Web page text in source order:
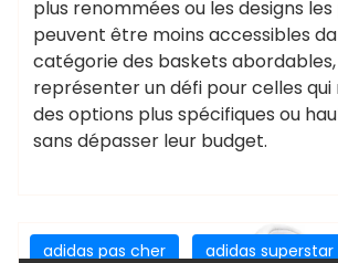
plus renommées ou les designs
peuvent être moins accessibles
catégorie des baskets
représenter un défi pour celles
des options plus spécifiques ou
sans dépasser leur budget.
adidas pas cher
adidas superstar